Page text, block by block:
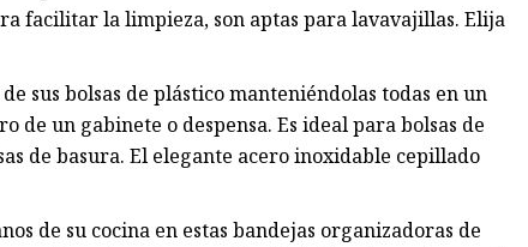
facilitar la limpieza, son aptas para lavavajillas. Elija
sus bolsas de plástico manteniéndolas todas en un
de un gabinete o despensa. Es ideal para bolsas de
de basura. El elegante acero inoxidable cepillado
de su cocina en estas bandejas organizadoras de